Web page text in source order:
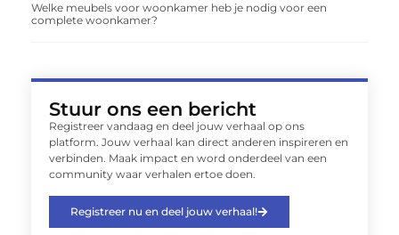
Welke meubels voor woonkamer heb je nodig voor een
complete woonkamer?
Stuur ons een bericht
Registreer vandaag en deel jouw verhaal op ons
platform. Jouw verhaal kan direct anderen inspireren en
verbinden. Maak impact en word onderdeel van een
community waar verhalen ertoe doen.
Registreer nu en deel jouw verhaal!